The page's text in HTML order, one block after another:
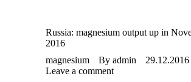
Russia: magnesium output up in
2016
magnesium
By admin
29.12.2016
Leave a comment